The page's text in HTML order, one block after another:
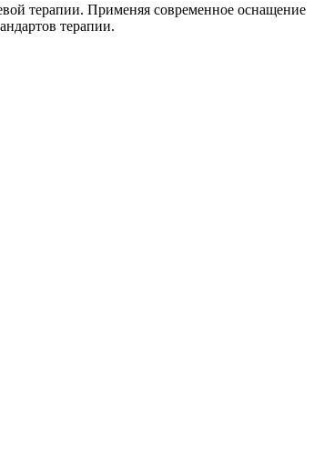
терапии. Применяя современное оснащение
терапии.